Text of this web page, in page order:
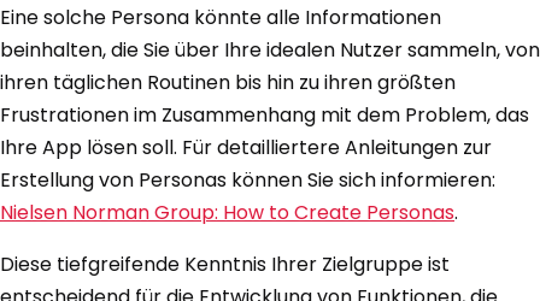
Eine solche Persona könnte alle Informationen
beinhalten, die Sie über Ihre idealen Nutzer sammeln, von
ihren täglichen Routinen bis hin zu ihren größten
Frustrationen im Zusammenhang mit dem Problem, das
Ihre App lösen soll. Für detailliertere Anleitungen zur
Erstellung von Personas können Sie sich informieren:
Nielsen Norman Group: How to Create Personas.
Diese tiefgreifende Kenntnis Ihrer Zielgruppe ist